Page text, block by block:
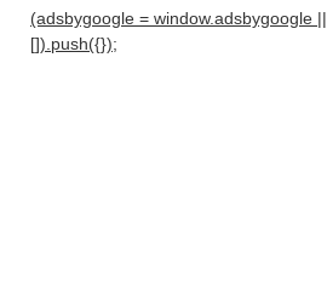
(adsbygoogle = window.adsbygoogle ||
[]).push({});